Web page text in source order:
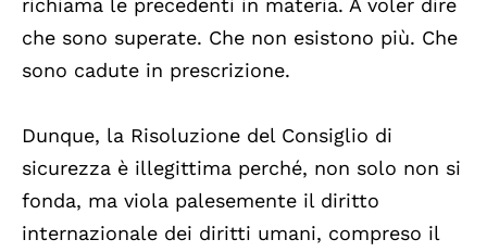
richiama le precedenti in materia. A voler dire
che sono superate. Che non esistono più. Che
sono cadute in prescrizione.
Dunque, la Risoluzione del Consiglio di
sicurezza è illegittima perché, non solo non si
fonda, ma viola palesemente il diritto
internazionale dei diritti umani, compreso il